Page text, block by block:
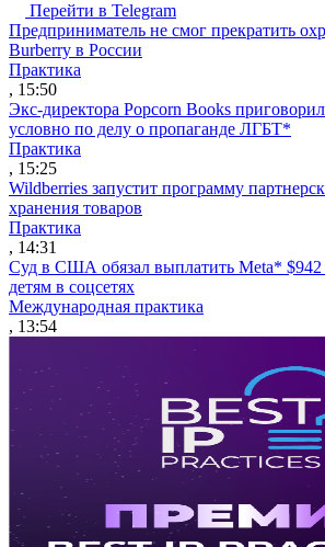
Перейти в Telegram
Предприниматель не смог прекратить
Burberry в России
Практика
, 15:50
Экс-директора Popcorn Books
условно по делу о пропаганде ЛГБТ*
Практика
, 15:25
Wildberries запустит программу
хранения товаров
Практика
, 14:31
Суд в США обязал выплатить Meta* $942
детям в соцсетях
Международная практика
, 13:54